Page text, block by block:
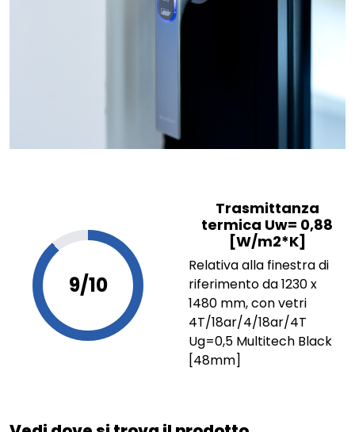
9/10
Trasmittanza
termica Uw= 0,88
[W/m2*K]
Relativa alla finestra di
riferimento da 1230 x
1480 mm, con vetri
4T/18ar/4/18ar/4T
Ug=0,5 Multitech Black
[48mm]